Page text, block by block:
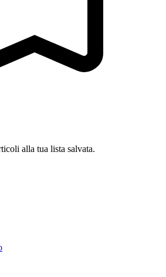
alla tua lista salvata.